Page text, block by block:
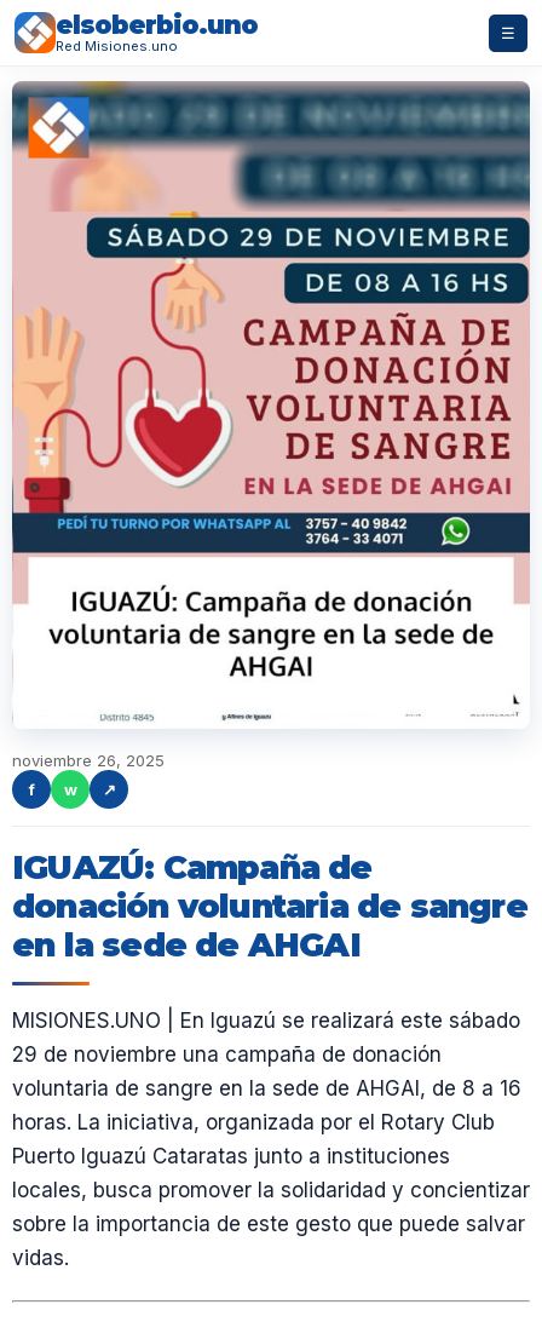
elsoberbio.uno
Red Misiones.uno
☰
noviembre 26, 2025
f
w ↗
IGUAZÚ: Campaña de
donación voluntaria de sangre
en la sede de AHGAI
MISIONES.UNO | En Iguazú se realizará este sábado
29 de noviembre una campaña de donación
voluntaria de sangre en la sede de AHGAI, de 8 a 16
horas. La iniciativa, organizada por el Rotary Club
Puerto Iguazú Cataratas junto a instituciones
locales, busca promover la solidaridad y concientizar
sobre la importancia de este gesto que puede salvar
vidas.